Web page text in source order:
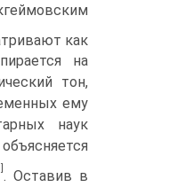
как
на
тон,
ему
наук
. Оставив в